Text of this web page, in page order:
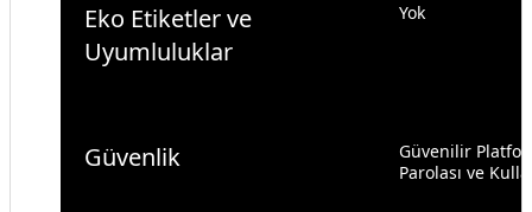
Eko Etiketler ve
Uyumluluklar
Yok
Güvenlik
Güvenilir
Parolası ve